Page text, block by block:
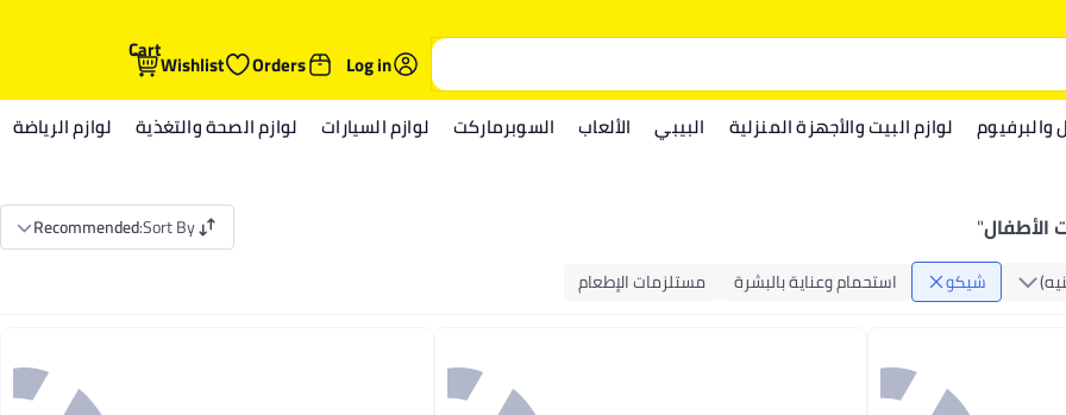
Log in
Orders
Wishlist
Cart
والبرفيوم لوازم البيت والأجهزة المنزلية البيبي الألعاب السوبرماركت لوازم السيارات لوازم الصحة والتغذية لوازم الرياضة
الأطفال"
Sort By
:
Recommended
شيكو استحمام وعناية بالبشرة مستلزمات الإطعام